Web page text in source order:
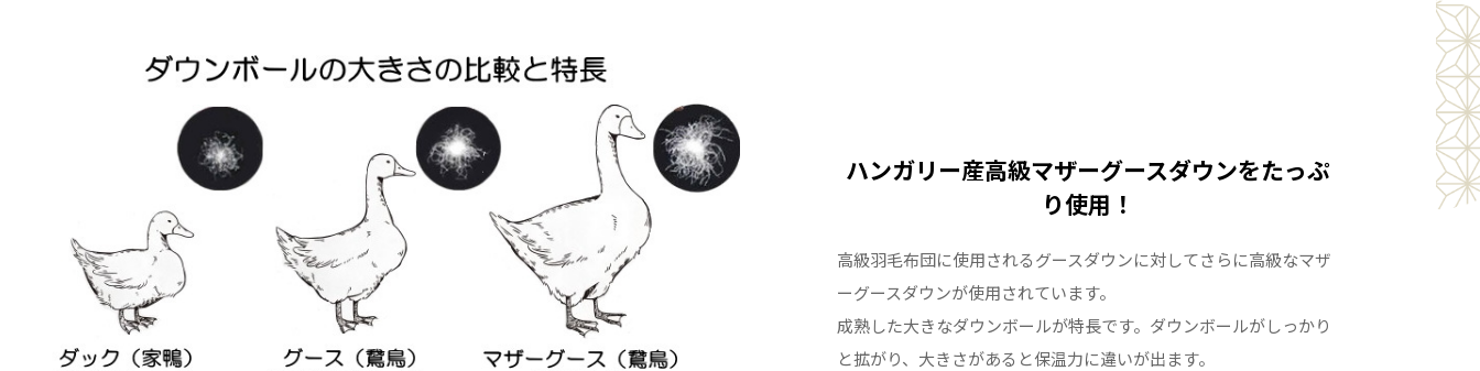
ハンガリー産高級マザーグースダウンをたっぷ
り使用！
高級羽毛布団に使用されるグースダウンに対してさらに高級なマザ
ーグースダウンが使用されています。
成熟した大きなダウンボールが特長です。ダウンボールがしっかり
と拡がり、大きさがあると保温力に違いが出ます。